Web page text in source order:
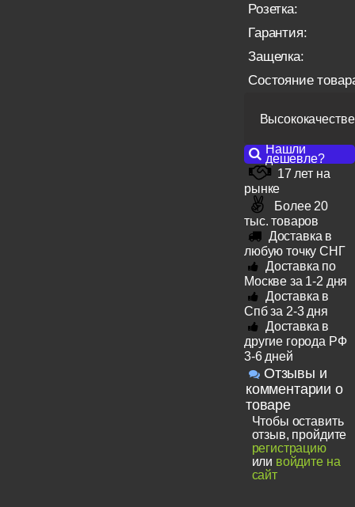
Розетка:
Гарантия:
Защелка:
Состояние
Нашли
дешевле?
17 лет на
рынке
Более 20
тыс. товаров
Доставка в
любую точку СНГ
Доставка по
Москве за 1-2 дня
Доставка в
Спб за 2-3 дня
Доставка в
другие города РФ
3-6 дней
Отзывы и
комментарии о
товаре
Чтобы оставить
отзыв, пройдите
регистрацию
или войдите на
сайт